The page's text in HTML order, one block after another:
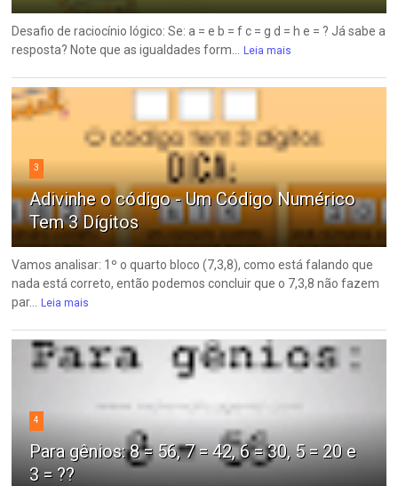
Desafio de raciocínio lógico: Se: a = e b = f c = g d = h e = ? Já sabe a
resposta? Note que as igualdades form...
Leia mais
3
Adivinhe o código - Um Código Numérico
Tem 3 Dígitos
Vamos analisar: 1º o quarto bloco (7,3,8), como está falando que
nada está correto, então podemos concluir que o 7,3,8 não fazem
par...
Leia mais
4
Para gênios: 8 = 56, 7 = 42, 6 = 30, 5 = 20 e
3 = ??